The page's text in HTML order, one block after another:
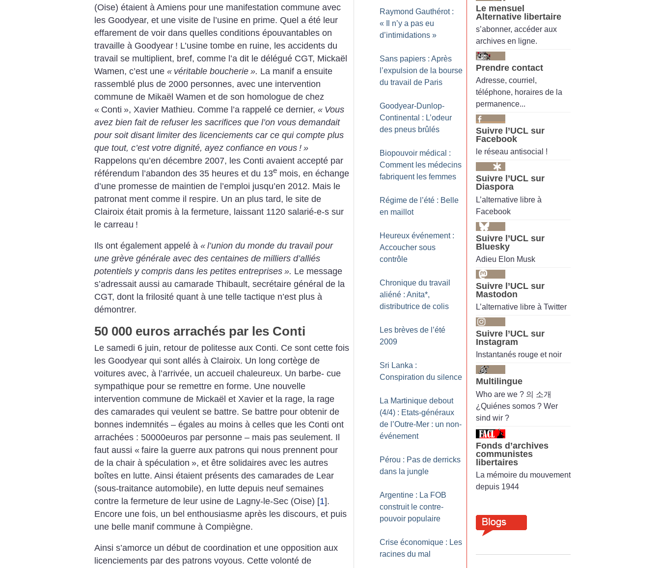
(Oise) étaient à Amiens pour une manifestation commune avec
les Goodyear, et une visite de l’usine en prime. Quel a été leur
effarement de voir dans quelles conditions épouvantables on
travaille à Goodyear ! L’usine tombe en ruine, les accidents du
travail se multiplient, bref, comme l’a dit le délégué CGT, Mickaël
Wamen, c’est une « véritable boucherie ». La manif a ensuite
rassemblé plus de 2000 personnes, avec une intervention
commune de Mikaël Wamen et de son homologue de chez
« Conti », Xavier Mathieu. Comme l’a rappelé ce dernier, « Vous
avez bien fait de refuserles sacrifices que l’on vous demandait
pour soit disant limiter des licenciements car ce quicompte plus
que tout, c’est votre dignité, ayez confiance en vous ! »
Rappelons qu’en décembre 2007, les Conti avaient accepté par
référendum l’abandon des 35 heures et du 13e mois, en échange
d’une promesse de maintien de l’emploi jusqu’en 2012. Mais le
patronat ment comme il respire. Un an plus tard, le site de
Clairoix était promis à la fermeture, laissant 1120 salarié-e-s sur
le carreau !
Ils ont également appelé à « l’union du monde du travailpour
une grève générale avec des centaines de milliers d’alliés
potentiels y compris dans les petites entreprises ». Le message
s’adressait aussi au camarade Thibault, secrétaire général de la
CGT, dont la frilosité quant à une telle tactique n’est plus à
démontrer.
50 000 euros arrachés par les Conti
Le samedi 6 juin, retour de politesse aux Conti. Ce sont cette fois
les Goodyear qui sont allés à Clairoix. Un long cortège de
voitures avec, à l’arrivée, un accueil chaleureux. Un barbe- cue
sympathique pour se remettre en forme. Une nouvelle
intervention commune de Mickaël et Xavier et la rage, la rage
des camarades qui veulent se battre. Se battre pour obtenir de
bonnes indemnités – égales au moins à celles que les Conti ont
arrachées : 50000euros par personne – mais pas seulement. Il
faut aussi « faire la guerre aux patrons qui nous prennent pour
de la chair à spéculation », et être solidaires avec les autres
boîtes en lutte. Ainsi étaient présents des camarades de Lear
(sous-traitance automobile), en lutte depuis neuf semaines
contre la fermeture de leur usine de Lagny-le-Sec (Oise) [1].
Encore une fois, un bel enthousiasme après les discours, et puis
une belle manif commune à Compiègne.
Ainsi s’amorce un début de coordination et une opposition aux
licenciements par des patrons voyous. Cette volonté de
Raymond Gauthérot :
«
Il n’y a pas eu
d’intimidations »
Sans papiers : Après
l’expulsion de la bourse
du travail de Paris
Goodyear-Dunlop-
Continental : L’odeur
des pneus brûlés
Biopouvoir médical :
Comment les médecins
fabriquent les femmes
Régime de l’été : Belle
en maillot
Heureux événement :
Accoucher sous
contrôle
Chronique du travail
aliéné : Anita*,
distributrice de colis
Les brèves de l’été
2009
Sri Lanka :
Conspiration du silence
La Martinique debout
(4/4) : Etats-généraux
de l’Outre-Mer : un non-
événement
Pérou : Pas de derricks
dans la jungle
Argentine : La FOB
construit le contre-
pouvoir populaire
Crise économique : Les
racines du mal
Le mensuel
Alternative libertaire
s’abonner, accéder aux
archives en ligne.
Prendre contact
Adresse, courriel,
téléphone, horaires de la
permanence...
Suivre l’UCL sur
Facebook
le réseau antisocial !
Suivre l’UCL sur
Diaspora
L’alternative libre à
Facebook
Suivre l’UCL sur
Bluesky
Adieu Elon Musk
Suivre l’UCL sur
Mastodon
L’alternative libre à Twitter
Suivre l’UCL sur
Instagram
Instantanés rouge et noir
Multilingue
Who are we ? 의 소개
¿Quiénes somos ? Wer
sind wir ?
Fonds d’archives
communistes
libertaires
La mémoire du mouvement
depuis 1944